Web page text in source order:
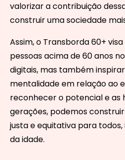
valorizar a contribuição
construir uma sociedade
Assim, o Transborda 60+
pessoas acima de 60 anos
digitais, mas também
mentalidade em relação ao
reconhecer o potencial e as
gerações, podemos
justa e equitativa para
da idade.